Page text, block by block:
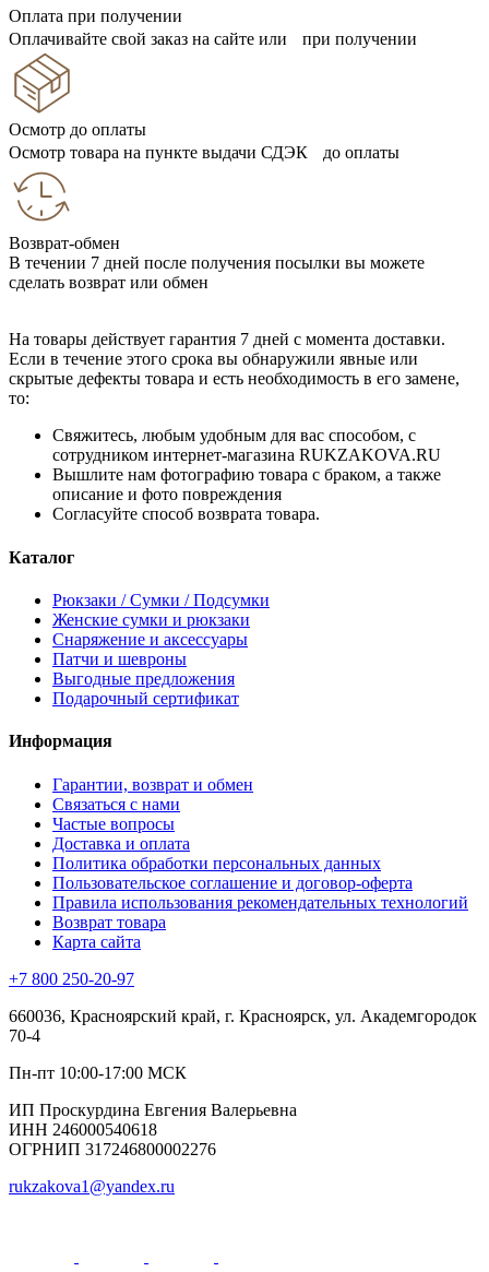
Оплата при получении
Оплачивайте свой заказ на сайте или при получении
Осмотр до оплаты
Осмотр товара на пункте выдачи СДЭК до оплаты
Возврат-обмен
В течении 7 дней после получения посылки вы можете
сделать возврат или обмен
На товары действует гарантия 7 дней с момента доставки.
Если в течение этого срока вы обнаружили явные или
скрытые дефекты товара и есть необходимость в его замене,
то:
Свяжитесь, любым удобным для вас способом, с
сотрудником интернет-магазина RUKZAKOVA.RU
Вышлите нам фотографию товара с браком, а также
описание и фото повреждения
Согласуйте способ возврата товара.
Каталог
Рюкзаки / Сумки / Подсумки
Женские сумки и рюкзаки
Снаряжение и аксессуары
Патчи и шевроны
Выгодные предложения
Подарочный сертификат
Информация
Гарантии, возврат и обмен
Связаться с нами
Частые вопросы
Доставка и оплата
Политика обработки персональных данных
Пользовательское соглашение и договор-оферта
Правила использования рекомендательных технологий
Возврат товара
Карта сайта
+7 800 250-20-97
660036, Красноярский край, г. Красноярск, ул. Академгородок
70-4
Пн-пт 10:00-17:00 МСК
ИП Проскурдина Евгения Валерьевна
ИНН 246000540618
ОГРНИП 317246800002276
rukzakova1@yandex.ru